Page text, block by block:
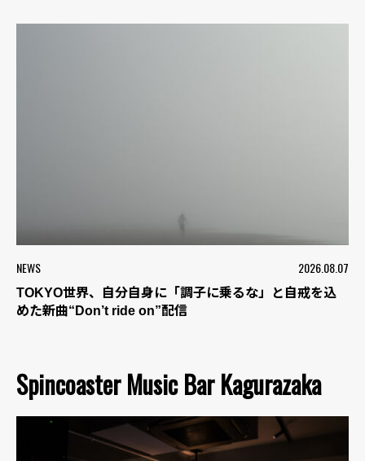
NEWS 2026.08.07
TOKYO世界、自分自身に「調子に乗るな」と自戒を込
めた新曲“Don’t ride on”配信
Spincoaster Music Bar Kagurazaka